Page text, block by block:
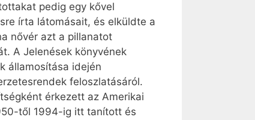
pedig egy kővel
írta látomásait, és elküldte a
nővér azt a pillanatot
A Jelenések könyvének
államosítása idején
feloszlatásáról.
érkezett az Amerikai
től 1994-ig itt tanított és